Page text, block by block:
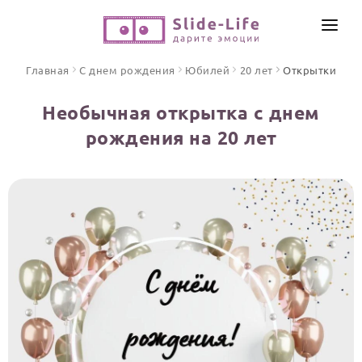
ПО ФОРМАТУ
Открытки
Стихи и тексты
ПРАЗДНИКИ
С Днем рождения
Юбилей
Главная С днем рождения Юбилей 20 лет Открытки
Необычная открытка с днем
рождения на 20 лет